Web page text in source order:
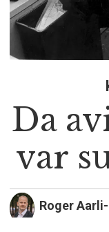
Da
var
Roger